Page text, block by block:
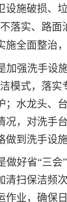
设施破损、
落实、路
施全面整治
加强洗手设
模式， 落实
；水龙头、
况，对洗手
做到洗手设
做好省“三会
清扫保洁频
作业，确保